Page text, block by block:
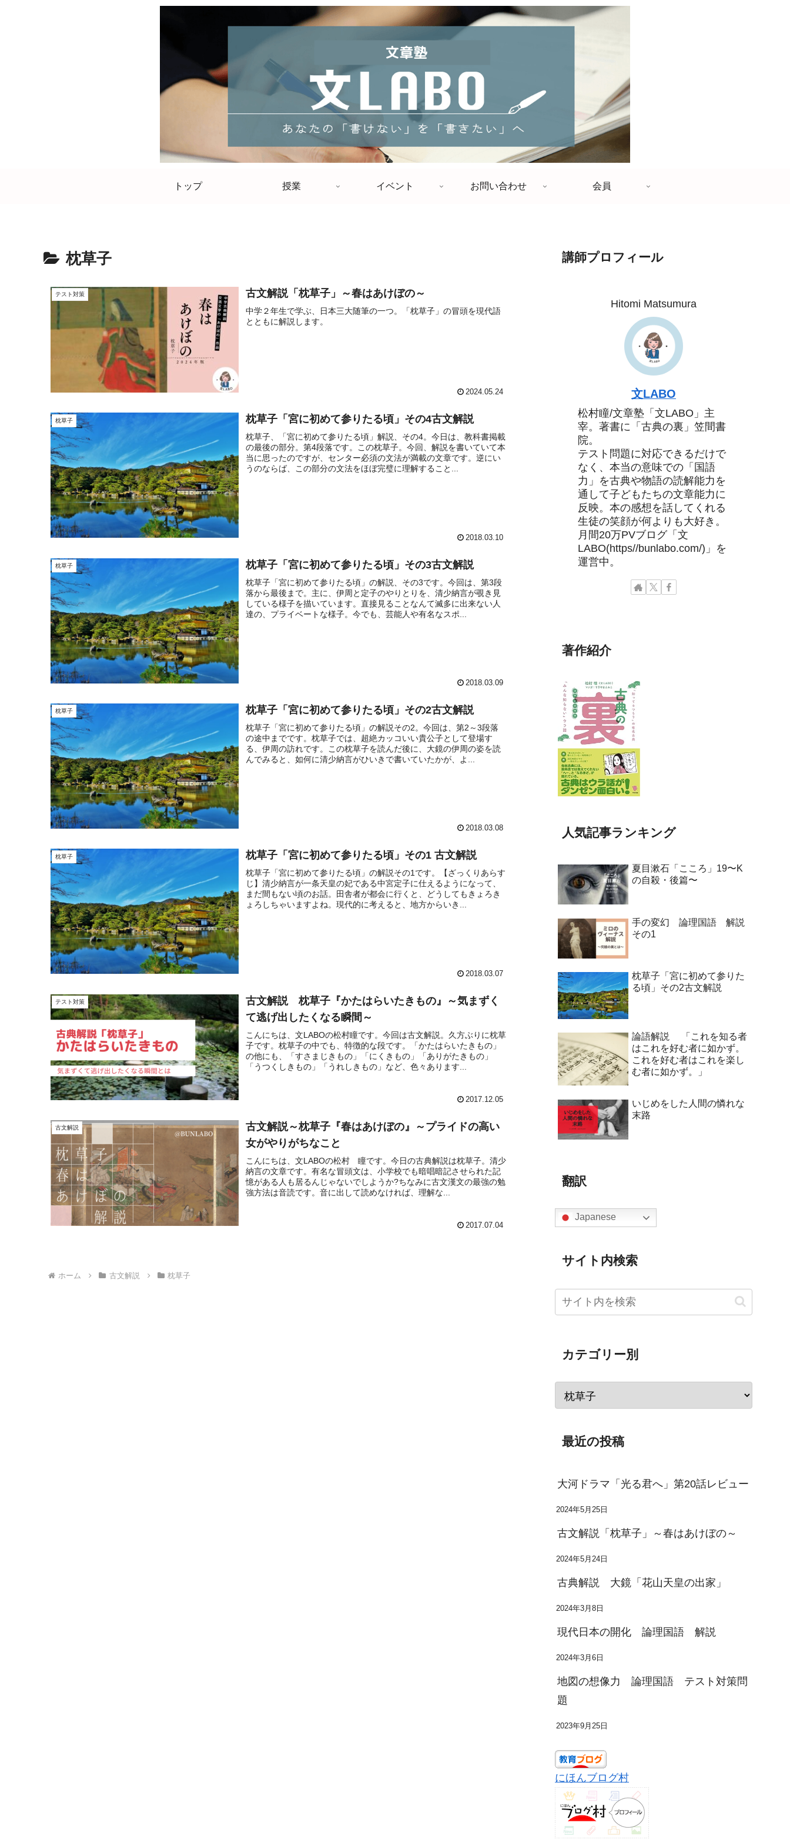
トップ 授業 イベント お問い合わせ 会員
枕草子
テスト対策 古文解説「枕草子」～春はあけぼの～
中学２年生で学ぶ、日本三大随筆の一つ。「枕草子」の冒頭を現代語
とともに解説します。
2024.05.24
枕草子 枕草子「宮に初めて参りたる頃」その4古文解説
枕草子、「宮に初めて参りたる頃」解説、その4。今日は、教科書掲載
の最後の部分。第4段落です。この枕草子。今回、解説を書いていて本
当に思ったのですが、センター必須の文法が満載の文章です。逆にい
うのならば、この部分の文法をほぼ完璧に理解すること...
2018.03.10
枕草子 枕草子「宮に初めて参りたる頃」その3古文解説
枕草子「宮に初めて参りたる頃」の解説、その3です。今回は、第3段
落から最後まで。主に、伊周と定子のやりとりを、清少納言が覗き見
している様子を描いています。直接見ることなんて滅多に出来ない人
達の、プライベートな様子。今でも、芸能人や有名なスポ...
2018.03.09
枕草子 枕草子「宮に初めて参りたる頃」その2古文解説
枕草子「宮に初めて参りたる頃」の解説その2。今回は、第2～3段落
の途中までです。枕草子では、超絶カッコいい貴公子として登場す
る、伊周の訪れです。この枕草子を読んだ後に、大鏡の伊周の姿を読
んでみると、如何に清少納言がひいきで書いていたかが、よ...
2018.03.08
枕草子 枕草子「宮に初めて参りたる頃」その1 古文解説
枕草子「宮に初めて参りたる頃」の解説その1です。【ざっくりあらす
じ】清少納言が一条天皇の妃である中宮定子に仕えるようになって、
まだ間もない頃のお話。田舎者が都会に行くと、どうしてもきょろき
ょろしちゃいますよね。現代的に考えると、地方からいき...
2018.03.07
テスト対策
古文解説 枕草子『かたはらいたきもの』～気まずく
て逃げ出したくなる瞬間～
こんにちは、文LABOの松村瞳です。今回は古文解説。久方ぶりに枕草
子です。枕草子の中でも、特徴的な段です。「かたはらいたきもの」
の他にも、「すさまじきもの」「にくきもの」「ありがたきもの」
「うつくしきもの」「うれしきもの」など、色々あります...
2017.12.05
古文解説
古文解説～枕草子『春はあけぼの』～プライドの高い
女がやりがちなこと
こんにちは、文LABOの松村 瞳です。今日の古典解説は枕草子。清少
納言の文章です。有名な冒頭文は、小学校でも暗唱暗記させられた記
憶がある人も居るんじゃないでしようか?ちなみに古文漢文の最強の勉
強方法は音読です。音に出して読めなければ、理解な...
2017.07.04
ホーム 古文解説 枕草子
講師プロフィール
Hitomi Matsumura
文LABO
松村瞳/文章塾「文LABO」主
宰。著書に「古典の裏」笠間書
院。
テスト問題に対応できるだけで
なく、本当の意味での「国語
力」を古典や物語の読解能力を
通して子どもたちの文章能力に
反映。本の感想を話してくれる
生徒の笑顔が何よりも大好き。
月間20万PVブログ「文
LABO(https//bunlabo.com/)」を
運営中。
著作紹介
人気記事ランキング
夏目漱石「こころ」19〜K
の自殺・後篇〜
手の変幻 論理国語 解説
その1
枕草子「宮に初めて参りた
る頃」その2古文解説
論語解説 「これを知る者
はこれを好む者に如かず。
これを好む者はこれを楽し
む者に如かず。」
いじめをした人間の憐れな
末路
翻訳
Japanese
サイト内検索
カテゴリー別
最近の投稿
大河ドラマ「光る君へ」第20話レビュー
2024年5月25日
古文解説「枕草子」～春はあけぼの～
2024年5月24日
古典解説 大鏡「花山天皇の出家」
2024年3月8日
現代日本の開化 論理国語 解説
2024年3月6日
地図の想像力 論理国語 テスト対策問
題
2023年9月25日
にほんブログ村